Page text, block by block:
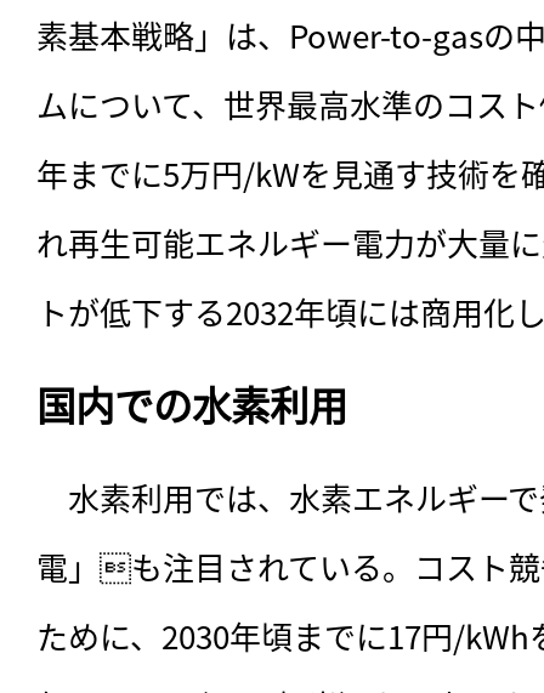
素基本戦略」は、Power-to-gasの
ムについて、世界最高水準のコス
年までに5万円/kWを見通す技術を
れ再生可能エネルギー電力が大量
トが低下する2032年頃には商用化
国内での水素利用
水素利用では、水素エネルギー
電」も注目されている。コスト
ために、2030年頃までに17円/